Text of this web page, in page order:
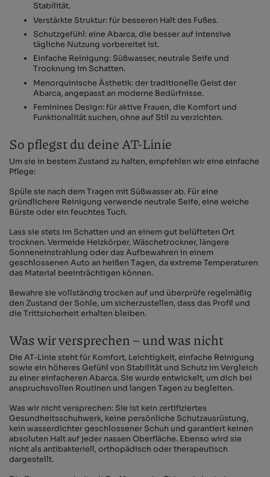
Stabilität.
Verstärkte Struktur: für besseren Halt des Fußes.
Schutzgefühl: eine Abarca, die besser auf intensive
tägliche Nutzung vorbereitet ist.
Einfache Reinigung: Süßwasser, neutrale Seife und
Trocknung im Schatten.
Menorquinische Ästhetik: der traditionelle Geist der
Abarca, angepasst an moderne Bedürfnisse.
Feminines Design: für aktive Frauen, die Komfort und
Funktionalität suchen, ohne auf Stil zu verzichten.
So pflegst du deine AT-Linie
Um sie in bestem Zustand zu halten, empfehlen wir eine einfache
Pflege:
Spüle sie nach dem Tragen mit Süßwasser ab. Für eine
gründlichere Reinigung verwende neutrale Seife, eine weiche
Bürste oder ein feuchtes Tuch.
Lass sie stets im Schatten und an einem gut belüfteten Ort
trocknen. Vermeide Heizkörper, Wäschetrockner, längere
Sonneneinstrahlung oder das Aufbewahren in einem
geschlossenen Auto an heißen Tagen, da extreme Temperaturen
das Material beeinträchtigen können.
Bewahre sie vollständig trocken auf und überprüfe regelmäßig
den Zustand der Sohle, um sicherzustellen, dass das Profil und
die Trittsicherheit erhalten bleiben.
Was wir versprechen – und was nicht
Die AT-Linie steht für Komfort, Leichtigkeit, einfache Reinigung
sowie ein höheres Gefühl von Stabilität und Schutz im Vergleich
zu einer einfacheren Abarca. Sie wurde entwickelt, um dich bei
anspruchsvollen Routinen und langen Tagen zu begleiten.
Was wir nicht versprechen: Sie ist kein zertifiziertes
Gesundheitsschuhwerk, keine persönliche Schutzausrüstung,
kein wasserdichter geschlossener Schuh und garantiert keinen
absoluten Halt auf jeder nassen Oberfläche. Ebenso wird sie
nicht als antibakteriell, orthopädisch oder therapeutisch
dargestellt.